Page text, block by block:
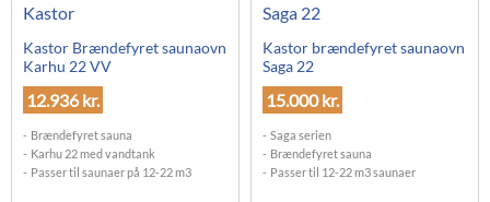
Kastor Brændefyret saunaovn
Karhu 22 VV
12.936kr.
Brændefyret sauna
Karhu 22 med vandtank
Passer til saunaer på 12-22 m3
Kastor brændefyret saunaovn
Saga 22
15.000kr.
Saga serien
Brændefyret sauna
Passer til 12-22 m3 saunaer